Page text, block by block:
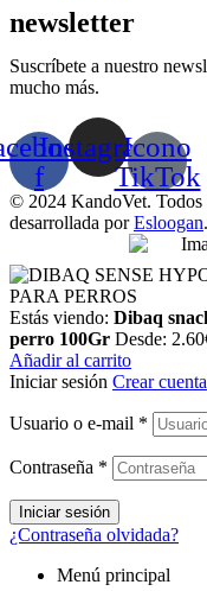
newsletter
Suscríbete a nuestro
mucho más.
f
InstagramIcono
TikTok
© 2024 KandoVet. Todos
desarrollada porEsloogan.
Estás viendo: Dibaq
perro 100Gr Desde: 2.60
Añadir al carrito
Iniciar sesión Crear
Usuario o e-mail *
Contraseña *
Iniciar sesión
¿Contraseña olvidada?
Menú principal